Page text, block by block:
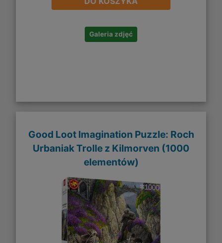
Galeria zdjęć
Good Loot Imagination Puzzle: Roch
Urbaniak Trolle z Kilmorven (1000
elementów)